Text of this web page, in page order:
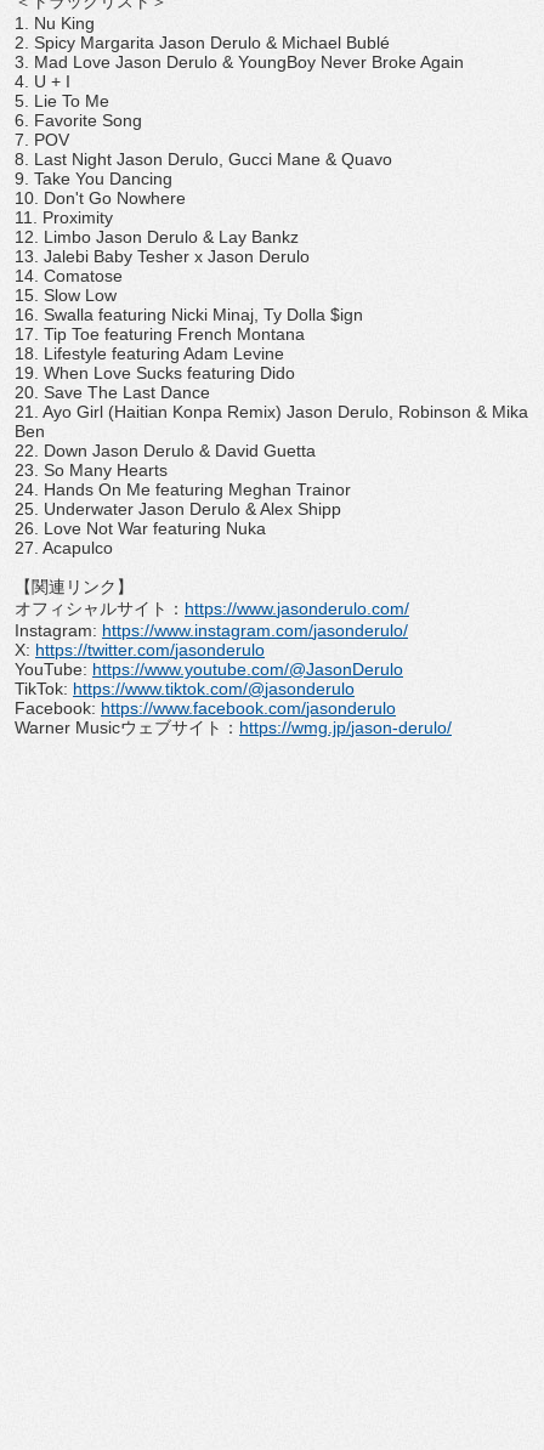
1. Nu King
2. Spicy Margarita Jason Derulo & Michael Bublé
3. Mad Love Jason Derulo & YoungBoy Never Broke Again
4. U + I
5. Lie To Me
6. Favorite Song
7. POV
8. Last Night Jason Derulo, Gucci Mane & Quavo
9. Take You Dancing
10. Don't Go Nowhere
11. Proximity
12. Limbo Jason Derulo & Lay Bankz
13. Jalebi Baby Tesher x Jason Derulo
14. Comatose
15. Slow Low
16. Swalla featuring Nicki Minaj, Ty Dolla $ign
17. Tip Toe featuring French Montana
18. Lifestyle featuring Adam Levine
19. When Love Sucks featuring Dido
20. Save The Last Dance
21. Ayo Girl (Haitian Konpa Remix) Jason Derulo, Robinson & Mika
Ben
22. Down Jason Derulo & David Guetta
23. So Many Hearts
24. Hands On Me featuring Meghan Trainor
25. Underwater Jason Derulo & Alex Shipp
26. Love Not War featuring Nuka
27. Acapulco
【関連リンク】
オフィシャルサイト： https://www. jasonderulo.com/
Instagram: https://www.instagram.com/jasonderulo/
X: https://twitter.com/jasonderulo
YouTube: https://www.youtube.com/@JasonDerulo
TikTok: https://www.tiktok.com/@jasonderulo
Facebook: https://www.facebook.com/jasonderulo
Warner Musicウェブサイト： https://wmg.jp/jason-derulo/